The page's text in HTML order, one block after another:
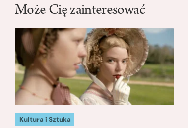
Może Cię zainteresować
Kultura i Sztuka